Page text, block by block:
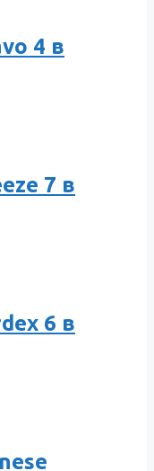
4 в
7 в
6 в